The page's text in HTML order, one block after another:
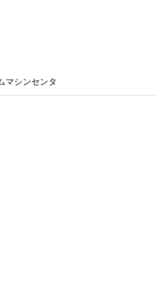
マシンセンタ